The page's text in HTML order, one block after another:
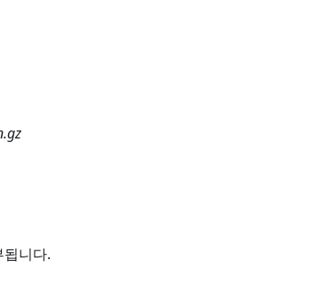
니다.